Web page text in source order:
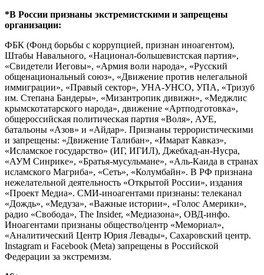
*В России признаны экстремистскими и запрещены
организации:
ФБК (Фонд борьбы с коррупцией, признан иноагентом),
Штабы Навального, «Национал-большевистская партия»,
«Свидетели Иеговы», «Армия воли народа», «Русский
общенациональный союз», «Движение против нелегальной
иммиграции», «Правый сектор», УНА-УНСО, УПА, «Тризуб
им. Степана Бандеры», «Мизантропик дивижн», «Меджлис
крымскотатарского народа», движение «Артподготовка»,
общероссийская политическая партия «Воля», АУЕ,
батальоны «Азов» и «Айдар». Признаны террористическими
и запрещены: «Движение Талибан», «Имарат Кавказ»,
«Исламское государство» (ИГ, ИГИЛ), Джебхад-ан-Нусра,
«АУМ Синрике», «Братья-мусульмане», «Аль-Каида в странах
исламского Магриба», «Сеть», «Колумбайн». В РФ признана
нежелательной деятельность «Открытой России», издания
«Проект Медиа». СМИ-иноагентами признаны: телеканал
«Дождь», «Медуза», «Важные истории», «Голос Америки»,
радио «Свобода», The Insider, «Медиазона», ОВД-инфо.
Иноагентами признаны общество/центр «Мемориал»,
«Аналитический Центр Юрия Левады», Сахаровский центр.
Instagram и Facebook (Metа) запрещены в Российской
Федерации за экстремизм.